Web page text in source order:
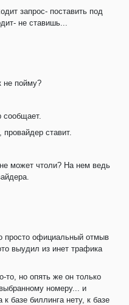
запрос- поставить под
не ставишь...
не пойму?
сообщает.
ставит.
может чтоли? На нем ведь
просто официальный отмыв
выудил из инет трафика
то, но опять же он только
номеру... и
базе биллинга нету, к базе